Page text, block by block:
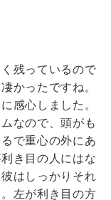
残っているので
かったですね。
感心しました。
なので、頭がも
で重心の外にあ
き目の人にはな
はしっかりそれ
左が利き目の方